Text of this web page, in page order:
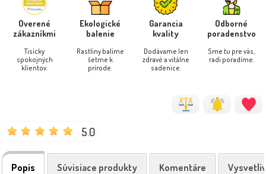
Overené
zákazníkmi
Tisícky
spokojných
klientov.
Ekologické
balenie
Rastliny balíme
šetrne k
prírode.
Garancia
kvality
Dodávame len
zdravé a vitálne
sadenice.
Odborné
poradenstvo
Sme tu pre vás,
radi poradíme.
5.0
Popis Súvisiace produkty Komentáre